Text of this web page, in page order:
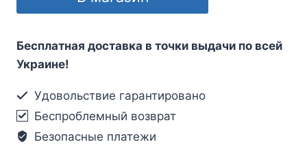
Бесплатная доставка в точки выдачи по всей
Украине!
Удовольствие гарантировано
Беспроблемный возврат
Безопасные платежи